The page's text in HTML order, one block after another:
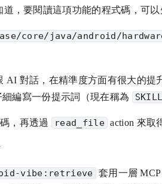
道，要閱讀這項功能的程式碼，可
core/java/android/
AI 對話，在精準度方面有很大的提
細編寫一份提示詞（現在稱為
，再透過 read_file action 來取
vibe:retrieve 套用一層